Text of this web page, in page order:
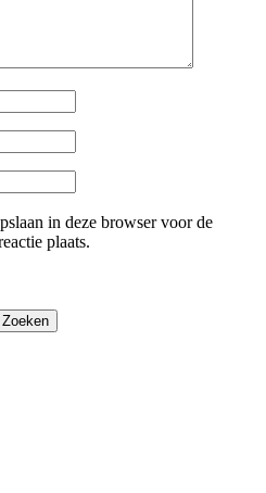
in deze browser voor de
plaats.